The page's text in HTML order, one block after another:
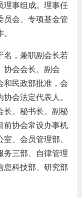
培训学
投资者
上市品
研究与
理事组成。理事任
员会、专项基金管
名，兼职副会长若
协会会长、副会
和民政部批准，会
会法定代表人。
长、秘书长、副秘
前协会常设办事机
、会员管理部、
务三部、自律管理
息科技部、研究部